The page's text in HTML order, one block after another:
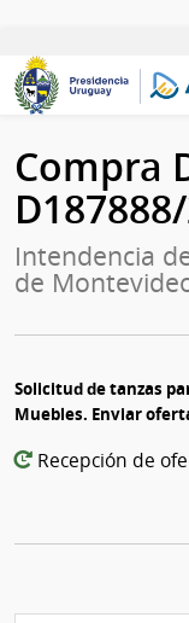
Compra
Intendencia
de
Solicitud de tanzas
Muebles. Enviar
Recepción de